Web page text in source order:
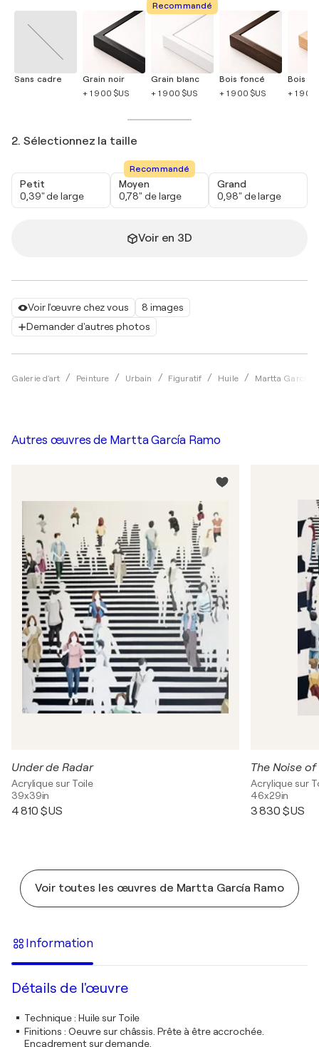
Voir l'œuvre chez vous
8 images
Demander d'autres photos
Galerie d'art Peinture Urbain Figuratif Huile Martta García
Sans cadre
Grain noir
+ 1 900 $US
Recommandé
Grain blanc
+ 1 900 $US
Bois foncé
+ 1 900 $US
Bois
+ 1 900
2. Sélectionnez la taille
Petit
0,39" de large
Recommandé
Moyen
0,78" de large
Grand
0,98" de large
Voir en 3D
Autres œuvres de Martta García Ramo
Under de Radar
Acrylique sur Toile
39x39in
4 810 $US
The Noise
Acrylique sur
46x29in
3 830 $US
Voir toutes les œuvres de Martta García Ramo
Information
Détails de l'œuvre
Technique: Huile sur Toile
Finitions : Oeuvre sur châssis. Prête à être accrochée.
Encadrement sur demande.